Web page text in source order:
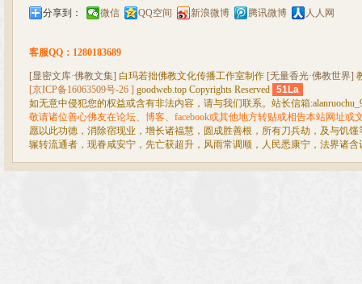
分享到： 微信 QQ空间 新浪微博 腾讯微博 人人网
客服QQ：1280183689
[显密文库·佛教文集] 白玛若拙佛教文化传播工作室制作 [无量香光·佛教世界]
[京ICP备16063509号-26 ] goodweb.top Copyrights Reserved 51La
如无意中侵犯您的权益或含有非法内容，请与我们联系。站长信箱
敬请诸位善心佛友在论坛、博客、facebook或其他地方转贴或相告本站网址或
愿以此功德，消除宿现业，增长诸福慧，圆成胜善根，所有刀兵劫，及与饥
辗转流通者，现眷咸安宁，先亡获超升，风雨常调顺，人民悉康宁，法界诸含